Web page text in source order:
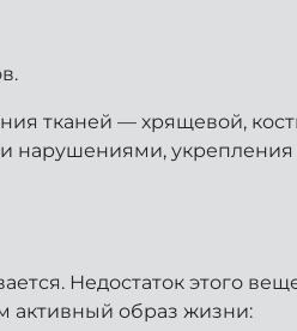
тканей — хрящевой,
нарушениями, укрепления
Недостаток этого
активный образ жизни: